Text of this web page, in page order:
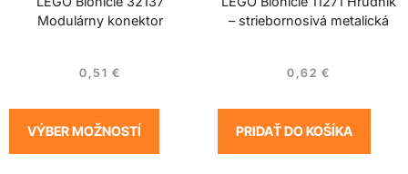
Modulárny konektor
0,51 €
VÝBER MOŽNOSTÍ
– striebornosivá metalická
0,62 €
PRIDAŤ DO KOŠÍKA